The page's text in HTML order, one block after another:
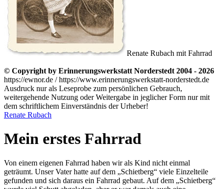
Renate Rubach mit Fahrrad
© Copyright by Erinnerungswerkstatt Norderstedt 2004 - 2026
https://ewnor.de / https://www.erinnerungswerkstatt-norderstedt.de
Ausdruck nur als Leseprobe zum persönlichen Gebrauch,
weitergehende Nutzung oder Weitergabe in jeglicher Form nur mit
dem schriftlichem Einverständnis der Urheber!
Renate Rubach
Mein erstes Fahrrad
Von einem eigenen Fahrrad haben wir als Kind nicht einmal
geträumt. Unser Vater hatte auf dem
Schietberg
viele Einzelteile
gefunden und sich daraus ein Fahrrad gebaut. Auf dem
Schietberg